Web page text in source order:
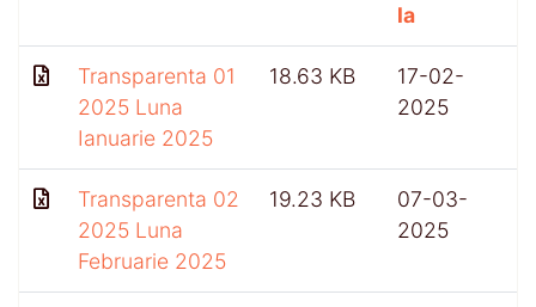
la
Transparenta 01
2025 Luna
Ianuarie 2025
18.63 KB
17-02-
2025
Transparenta 02
2025 Luna
Februarie 2025
19.23 KB
07-03-
2025